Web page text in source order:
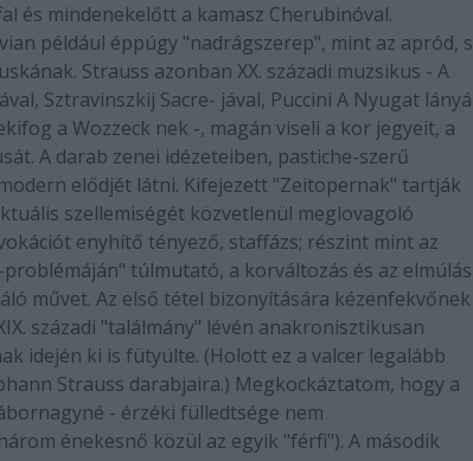
és mindenekelőtt a kamasz Cherubinóval.
például éppúgy "nadrágszerep", mint az apród, s
Strauss azonban XX. századi muzsikus - A
Sztravinszkij Sacre- jával, Puccini A Nyugat lányá
a Wozzeck nek -, magán viseli a kor jegyeit, a
A darab zenei idézeteiben, pastiche-szerű
elődjét látni. Kifejezett "Zeitopernak" tartják
szellemiségét közvetlenül meglovagoló
enyhítő tényező, staffázs; részint mint az
túlmutató, a korváltozás és az elmúlás
művet. Az első tétel bizonyítására kézenfekvőnek
századi "találmány" lévén anakronisztikusan
idején ki is fütyülte. (Holott ez a valcer legalább
Strauss darabjaira.) Megkockáztatom, hogy a
- érzéki fülledtsége nem
énekesnő közül az egyik "férfi"). A második